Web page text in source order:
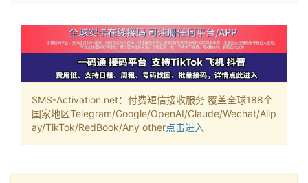
SMS-Activation.net：付费短信接收服务 覆盖全球188个
国家地区Telegram/Google/OpenAI/Claude/Wechat/Alip
ay/TikTok/RedBook/Any other点击进入